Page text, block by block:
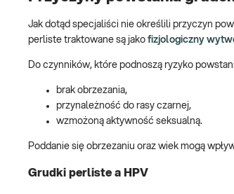
Jak dotąd specjaliści nie określili przyczyn
perliste traktowane są jako fizjologiczny
Do czynników, które podnoszą ryzyko
brak obrzezania,
przynależność do rasy czarnej,
wzmożoną aktywność seksualną.
Poddanie się obrzezaniu oraz wiek mogą
Grudki perliste a HPV